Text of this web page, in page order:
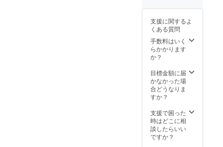
い。 ■
宮窪橋
夢まつ
り終了
後 ご
報告を
らせて
いただ
きま
支援に関するよ
くある質問
手数料はいく
らかかります
か？
目標金額に届
かなかった場
合どうなりま
すか？
支援で困った
時はどこに相
談したらいい
ですか？